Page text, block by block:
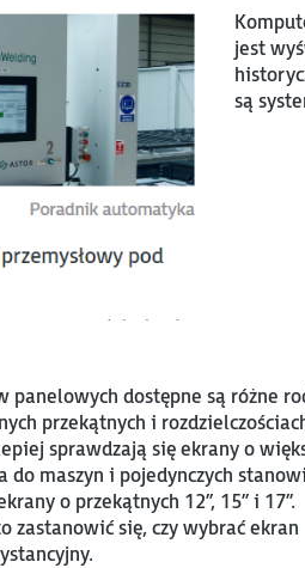
jest
są
panelowych dostępne są różne
przekątnych i
sprawdzają się ekrany o
do maszyn i pojedynczych
o przekątnych 12”, 15” i 17”.
zastanowić się, czy wybrać ekran